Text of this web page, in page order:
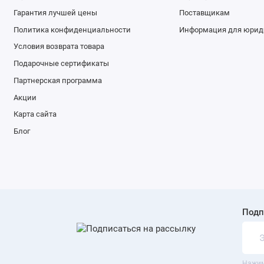
Порт LAN (RJ-45)
Поддержка Wi-Fi
Стандарты Wi-Fi
Гарантия лучшей цены
Политика конфиденциальности
Условия возврата товара
Подарочные сертификаты
Партнерская программа
Акции
Карта сайта
Блог
Поставщикам
Информация для